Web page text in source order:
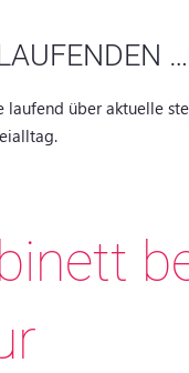
…
laufend über aktuelle